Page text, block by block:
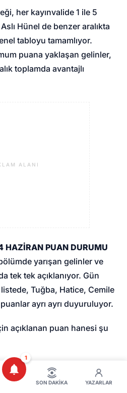
1
SON DAKIKA YAZARLAR
her kayınvalide 1 ile 5
Hünel de benzer aralıkta
tabloyu tamamlıyor.
puana yaklaşan gelinler,
toplamda avantajlı
ALANI
HAZİRAN PUAN DURUMU
yarışan gelinler ve
tek tek açıklanıyor. Gün
Tuğba, Hatice, Cemile
puanlar ayrı ayrı duyuruluyor.
açıklanan puan hanesi şu
puanı: